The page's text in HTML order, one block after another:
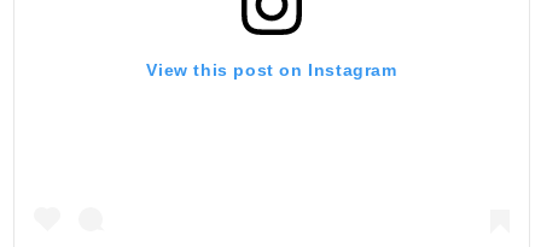
View this post on Instagram